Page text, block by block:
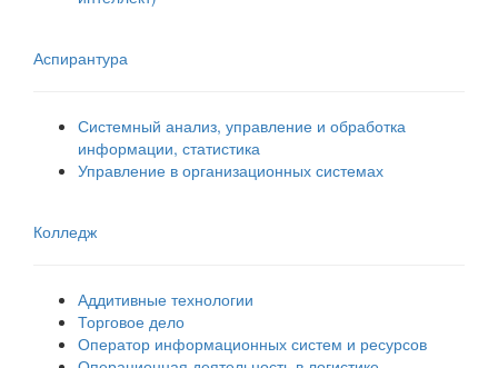
Аспирантура
Системный анализ, управление и обработка
информации, статистика
Управление в организационных системах
Колледж
Аддитивные технологии
Торговое дело
Оператор информационных систем и ресурсов